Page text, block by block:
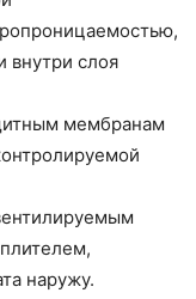
внутри слоя
мембранам
наружу.